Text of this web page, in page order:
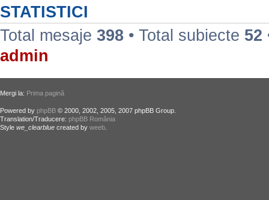
STATISTICI
Total mesaje 398 • Total subiecte 52
admin
Mergi la: Prima pagină
Powered by phpBB © 2000, 2002, 2005, 2007 phpBB Group.
Translation/Traducere: phpBB România
Style we_clearblue created by weeb